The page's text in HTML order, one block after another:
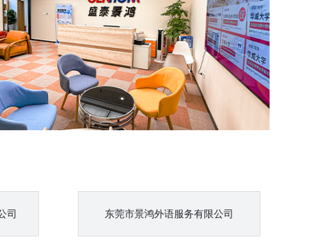
司 东莞市景鸿外语服务有限公司